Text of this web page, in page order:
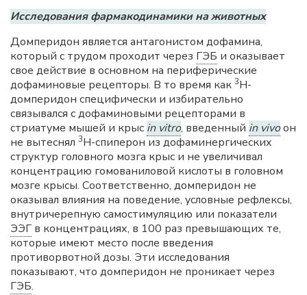
Исследования фармакодинамики на животных
Домперидон является антагонистом дофамина,
который с трудом проходит через ГЭБ и оказывает
свое действие в основном на периферические
дофаминовые рецепторы. В то время как 3Н-
домперидон специфически и избирательно
связывался с дофаминовыми рецепторами в
стриатуме мышей и крыс in vitro, введенный in vivoон
не вытеснял 3Н-спиперон из дофаминергических
структур головного мозга крыс и не увеличивал
концентрацию гомованиловой кислоты в головном
мозге крысы. Соответственно, домперидон не
оказывал влияния на поведение, условные рефлексы,
внутричерепную самостимуляцию или показатели
ЭЭГ в концентрациях, в 100 раз превышающих те,
которые имеют место после введения
противорвотной дозы. Эти исследования
показывают, что домперидон не проникает через
ГЭБ.